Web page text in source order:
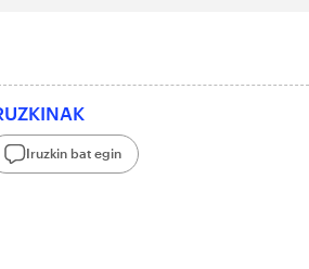
Iruzkin bat egin